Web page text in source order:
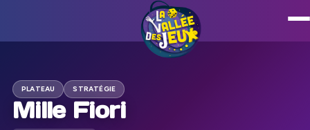
PLATEAU STRATÉGIE
Mille Fiori